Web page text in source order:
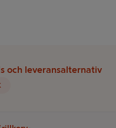
och leveransalternativ